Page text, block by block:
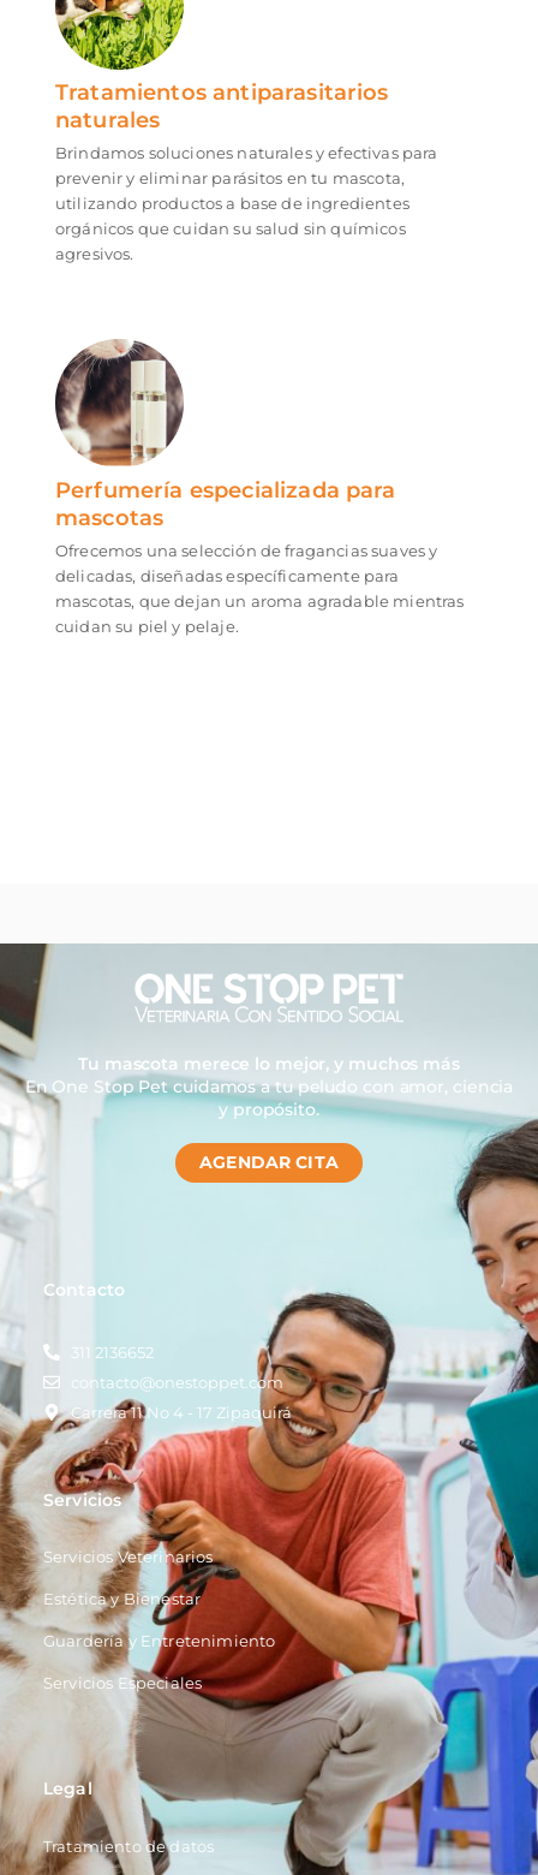
Tratamientos antiparasitarios
naturales
Brindamos soluciones naturales y efectivas para
prevenir y eliminar parásitos en tu mascota,
utilizando productos a base de ingredientes
orgánicos que cuidan su salud sin químicos
agresivos.
Perfumería especializada para
mascotas
Ofrecemos una selección de fragancias suaves y
delicadas, diseñadas específicamente para
mascotas, que dejan un aroma agradable mientras
cuidan su piel y pelaje.
Tu mascota merece lo mejor, y muchos más
En One Stop Pet cuidamos a tu peludo con amor, ciencia
y propósito.
AGENDAR CITA
Contacto
311 2136652
contacto@onestoppet.com
Carrera 11 No 4 - 17 Zipaquirá
Servicios
Servicios Veterinarios
Estética y Bienestar
Guardería y Entretenimiento
Servicios Especiales
Legal
Tratamiento de datos